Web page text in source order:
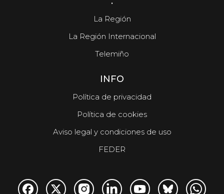
La Región
La Región Internacional
Telemiño
INFO
Política de privacidad
Política de cookies
Aviso legal y condiciones de uso
FEDER